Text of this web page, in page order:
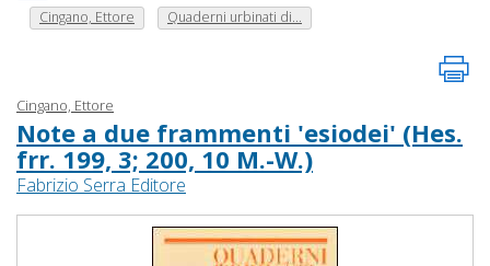
Cingano, Ettore
Quaderni urbinati di...
Cingano, Ettore
Note a due frammenti 'esiodei' (Hes.
frr. 199, 3; 200, 10 M.-W.)
Fabrizio Serra Editore